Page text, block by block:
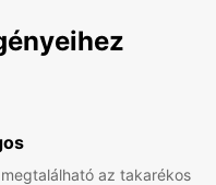
az takarékos